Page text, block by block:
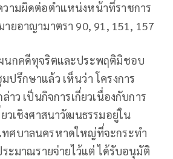
ามผิดต่อตำแหน่งหน้าที่ราชการ
ยอาญามาตรา 90, 91, 151, 157
นกคดีทุจริตและประพฤติมิชอบ
ปรึกษาแล้ว เห็นว่า โครงการ
าว เป็นกิจการเกี่ยวเนื่องกับการ
ยวเชิงศาสนาวัฒนธรรมอยู่ใน
ทศบาลนครหาดใหญ่ที่จะกระทำ
ะมาณรายจ่ายไว้แต่ ได้รับอนุมัติ